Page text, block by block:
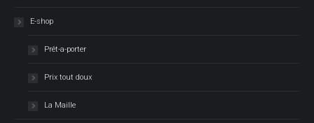
E-shop
Prêt-a-porter
Prix tout doux
La Maille